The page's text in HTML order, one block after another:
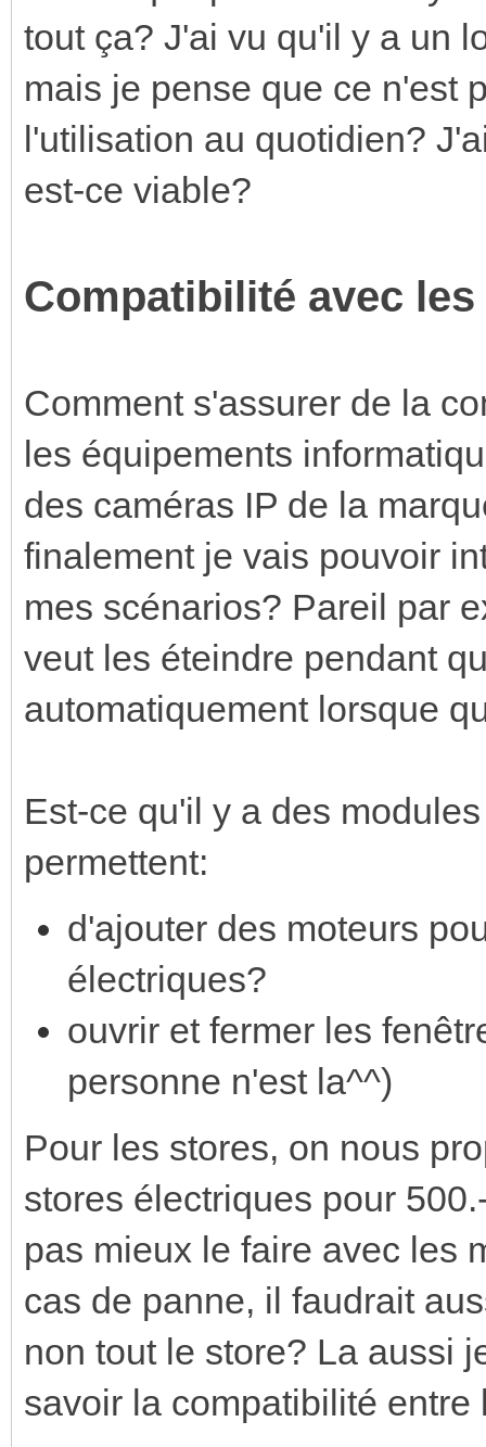
tout ça? J'ai vu qu'il y a un
mais je pense que ce n'est
l'utilisation au quotidien?
est-ce viable?
Compatibilité avec
Comment s'assurer de la
les équipements
des caméras IP de la
finalement je vais pouvoir
mes scénarios? Pareil par
veut les éteindre pendant
automatiquement lorsque
Est-ce qu'il y a des
permettent:
d'ajouter des moteurs
électriques?
ouvrir et fermer les
personne n'est la^^)
Pour les stores, on nous
stores électriques pour
pas mieux le faire avec les
cas de panne, il faudrait
non tout le store? La aussi
savoir la compatibilité entre